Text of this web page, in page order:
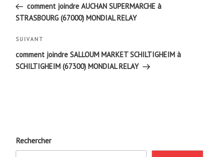
de
l’article
précédent
comment joindre AUCHAN SUPERMARCHE à
STRASBOURG (67000) MONDIAL RELAY
Article
suivant
SUIVANT
comment joindre SALLOUM MARKET SCHILTIGHEIM à
SCHILTIGHEIM (67300) MONDIAL RELAY
Rechercher